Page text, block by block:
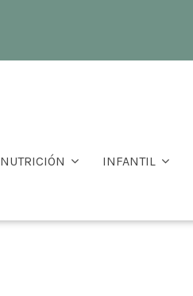
NUTRICIÓN INFANTIL